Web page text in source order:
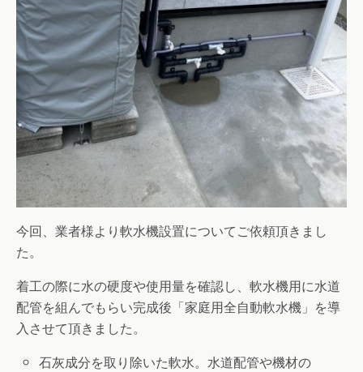
今回、業者様より軟水機設置についてご依頼頂きまし
た。
着工の際に水の硬度や使用量を確認し、軟水機用に水道
配管を組んでもらい完成後「家庭用全自動軟水機」を導
入させて頂きました。
石灰成分を取り除いた軟水。水道配管や機材の